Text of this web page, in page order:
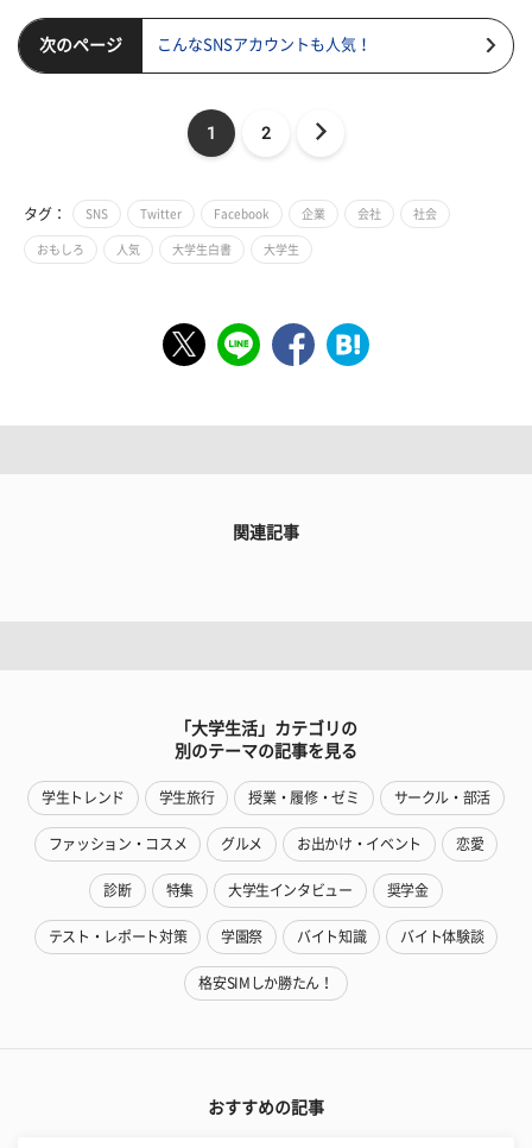
次のページ こんなSNSアカウントも人気！
1 2
タグ： SNS Twitter Facebook 企業 会社 社会
おもしろ 人気 大学生白書 大学生
関連記事
「大学生活」カテゴリの
別のテーマの記事を見る
学生トレンド 学生旅行 授業・履修・ゼミ サークル・部活
ファッション・コスメ グルメ お出かけ・イベント 恋愛
診断 特集 大学生インタビュー 奨学金
テスト・レポート対策 学園祭 バイト知識 バイト体験談
格安SIMしか勝たん！
おすすめの記事